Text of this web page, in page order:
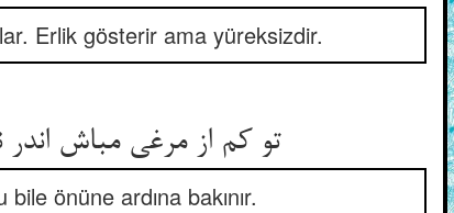
Erlik gösterir ama yüreksizdir.
تو کم از مرغی مباش اندر نشید ** بین ایدی خلف عصفوری بدید
önüne ardına bakınır.